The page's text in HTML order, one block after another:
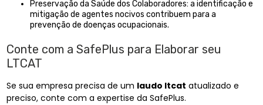
Preservação da Saúde dos Colaboradores: a identificação e
mitigação de agentes nocivos contribuem para a
prevenção de doenças ocupacionais.
Conte com a SafePlus para Elaborar seu
LTCAT
Se sua empresa precisa de um laudo ltcat atualizado e
preciso, conte com a expertise da SafePlus.